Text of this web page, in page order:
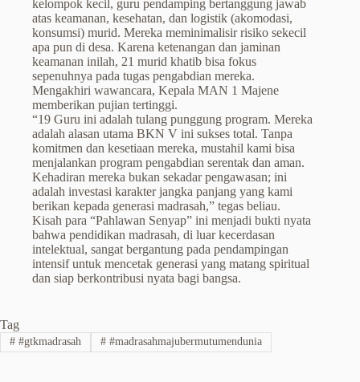
kelompok kecil, guru pendamping bertanggung jawab
atas keamanan, kesehatan, dan logistik (akomodasi,
konsumsi) murid. Mereka meminimalisir risiko sekecil
apa pun di desa. Karena ketenangan dan jaminan
keamanan inilah, 21 murid khatib bisa fokus
sepenuhnya pada tugas pengabdian mereka.
Mengakhiri wawancara, Kepala MAN 1 Majene
memberikan pujian tertinggi.
“19 Guru ini adalah tulang punggung program. Mereka
adalah alasan utama BKN V ini sukses total. Tanpa
komitmen dan kesetiaan mereka, mustahil kami bisa
menjalankan program pengabdian serentak dan aman.
Kehadiran mereka bukan sekadar pengawasan; ini
adalah investasi karakter jangka panjang yang kami
berikan kepada generasi madrasah,” tegas beliau.
Kisah para “Pahlawan Senyap” ini menjadi bukti nyata
bahwa pendidikan madrasah, di luar kecerdasan
intelektual, sangat bergantung pada pendampingan
intensif untuk mencetak generasi yang matang spiritual
dan siap berkontribusi nyata bagi bangsa.
Tag
##gtkmadrasah ##madrasahmajubermutumendunia